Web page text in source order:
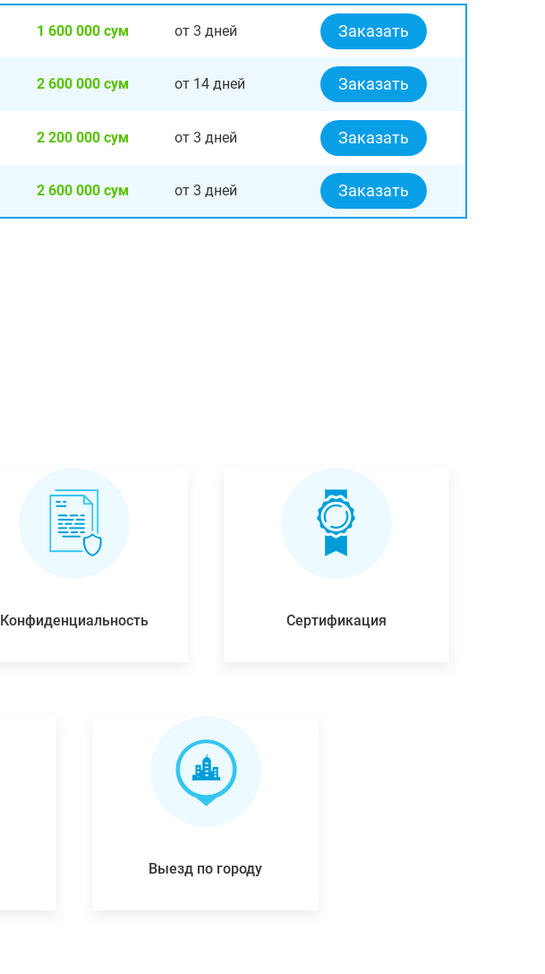
1 600 000 сум от 3 дней Заказать
2 600 000 сум от 14 дней Заказать
2 200 000 сум от 3 дней Заказать
2 600 000 сум от 3 дней Заказать
Конфиденциальность Сертификация
Выезд по городу